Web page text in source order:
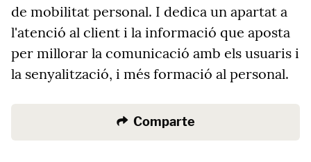
de mobilitat personal. I dedica un apartat a
l'atenció al client i la informació que aposta
per millorar la comunicació amb els usuaris i
la senyalització, i més formació al personal.
Comparte